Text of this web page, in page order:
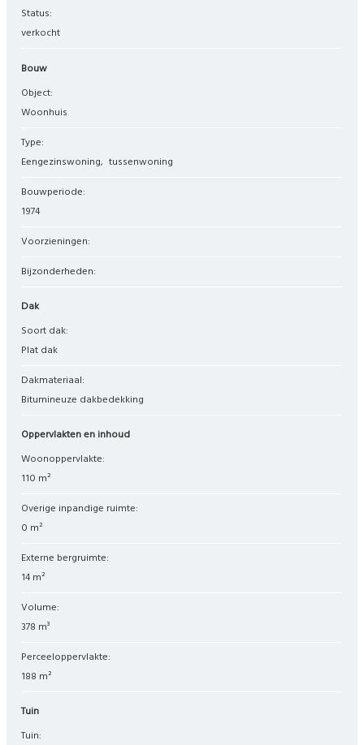
Status:
verkocht
Bouw
Object:
woonhuis
Type:
eengezinswoning tussenwoning
Bouwperiode:
1974
Voorzieningen:
Bijzonderheden:
Dak
Soort dak:
Plat dak
Dakmateriaal:
Bitumineuze dakbedekking
Oppervlakten en inhoud
Woonoppervlakte:
110 m²
Overige inpandige ruimte:
0 m²
Externe bergruimte:
14 m²
Volume:
378 m³
Perceeloppervlakte:
188 m²
Tuin
Tuin: